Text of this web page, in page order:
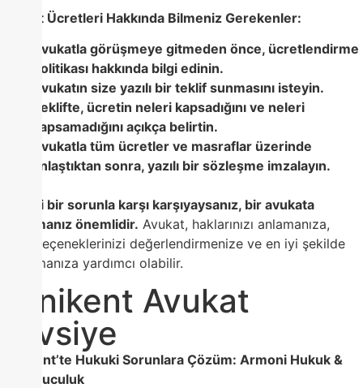
Avukat Ücretleri Hakkında Bilmeniz Gerekenler:
Avukatla görüşmeye gitmeden önce, ücretlendirme
politikası hakkında bilgi edinin.
Avukatın size yazılı bir teklif sunmasını isteyin.
Teklifte, ücretin neleri kapsadığını ve neleri
kapsamadığını açıkça belirtin.
Avukatla tüm ücretler ve masraflar üzerinde
anlaştıktan sonra, yazılı bir sözleşme imzalayın.
Hukuki bir sorunla karşı karşıyaysanız, bir avukata
danışmanız önemlidir. Avukat, haklarınızı anlamanıza,
yasal seçeneklerinizi değerlendirmenize ve en iyi şekilde
korunmanıza yardımcı olabilir.
Yenikent Avukat
Tavsiye
Yenikent’te Hukuki Sorunlara Çözüm: Armoni Hukuk &
Arabuluculuk